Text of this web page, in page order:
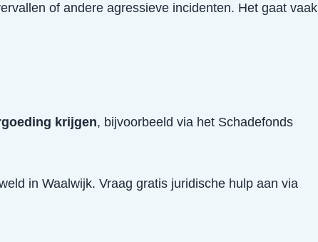
of andere agressieve incidenten. Het gaat vaak
krijgen, bijvoorbeeld via het Schadefonds
in Waalwijk. Vraag gratis juridische hulp aan via